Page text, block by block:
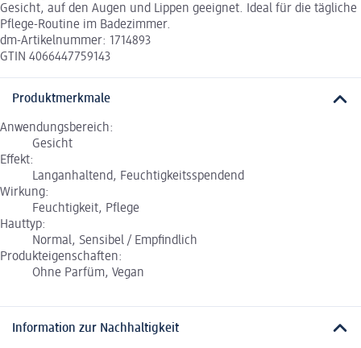
Gesicht, auf den Augen und Lippen geeignet. Ideal für die tägliche
Pflege-Routine im Badezimmer.
dm-Artikelnummer: 1714893
GTIN 4066447759143
Produktmerkmale
Anwendungsbereich:
Gesicht
Effekt:
Langanhaltend, Feuchtigkeitsspendend
Wirkung:
Feuchtigkeit, Pflege
Hauttyp:
Normal, Sensibel / Empfindlich
Produkteigenschaften:
Ohne Parfüm, Vegan
Information zur Nachhaltigkeit